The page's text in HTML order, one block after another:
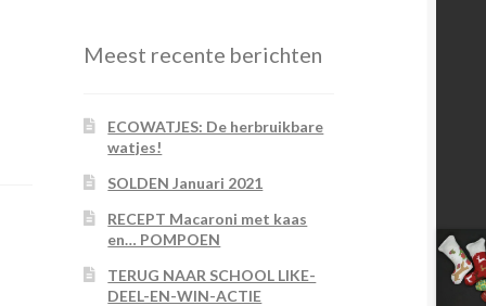
Meest recente berichten
ECOWATJES: De herbruikbare
watjes!
SOLDEN Januari 2021
RECEPT Macaroni met kaas
en… POMPOEN
TERUG NAAR SCHOOL LIKE-
DEEL-EN-WIN-ACTIE